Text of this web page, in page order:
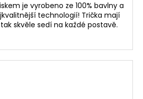
je vyrobeno ze 100% bavlny a
technologií! Trička mají
skvěle sedí na každé postavě.